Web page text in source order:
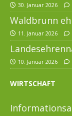
30. Januar 2026
Waldbrunn
11. Januar 2026
10. Januar 2026
WIRTSCHAFT